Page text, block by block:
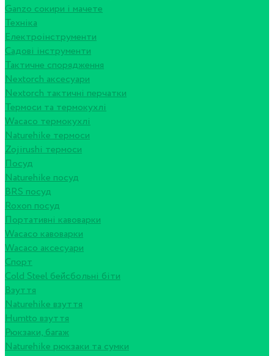
Ganzo сокири і мачете
Техніка
Електроінструменти
Садові інструменти
Тактичне спорядження
Nextorch аксесуари
Nextorch тактичні перчатки
Термоси та термокухлі
Wacaco термокухлі
Naturehike термоси
Zojirushi термоси
Посуд
Naturehike посуд
BRS посуд
Roxon посуд
Портативні кавоварки
Wacaco кавоварки
Wacaco аксесуари
Спорт
Cold Steel бейсбольні біти
Взуття
Naturehike взуття
Humtto взуття
Рюкзаки, багаж
Naturehike рюкзаки та сумки